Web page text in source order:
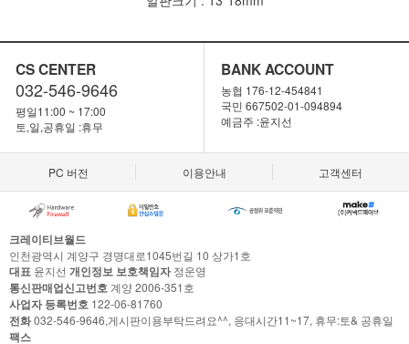
CS CENTER
032-546-9646
평일11:00 ~ 17:00
토,일,공휴일 :휴무
BANK ACCOUNT
농협 176-12-454841
국민 667502-01-094894
예금주 :윤지선
PC 버전 이용안내 고객센터
크레이티브월드
인천광역시 계양구 경명대로1045번길 10 상가1호
대표 윤지선 개인정보 보호책임자정운영
통신판매업신고번호 계양 2006-351호
사업자 등록번호 122-06-81760
전화032-546-9646,게시판이용부탁드려요^^, 응대시간11~17, 휴무:토& 공휴일
팩스